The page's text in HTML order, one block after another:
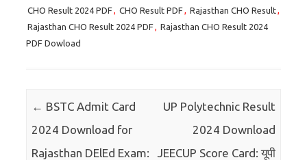
CHO Result 2024 PDF, CHO Result PDF, Rajasthan CHO Result,
Rajasthan CHO Result 2024 PDF, Rajasthan CHO Result 2024
PDF Dowload
Post navigation
← BSTC Admit Card
2024 Download for
Rajasthan DElEd Exam:
UP Polytechnic Result
2024 Download
JEECUP Score Card: यूपी